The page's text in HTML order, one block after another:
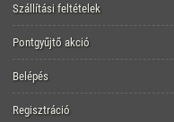
Szállítási feltételek
Pontgyűjtő akció
Belépés
Regisztráció